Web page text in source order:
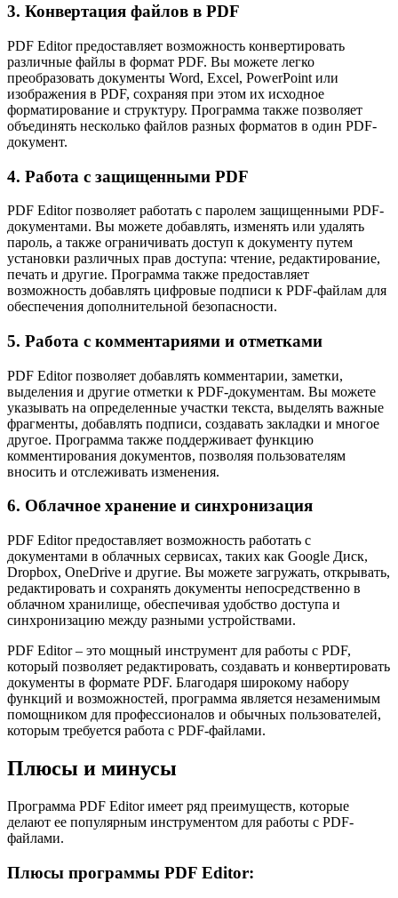
3. Конвертация файлов в PDF
PDF Editor предоставляет возможность конвертировать
различные файлы в формат PDF. Вы можете легко
преобразовать документы Word, Excel, PowerPoint или
изображения в PDF, сохраняя при этом их исходное
форматирование и структуру. Программа также позволяет
объединять несколько файлов разных форматов в один PDF-
документ.
4. Работа с защищенными PDF
PDF Editor позволяет работать с паролем защищенными PDF-
документами. Вы можете добавлять, изменять или удалять
пароль, а также ограничивать доступ к документу путем
установки различных прав доступа: чтение, редактирование,
печать и другие. Программа также предоставляет
возможность добавлять цифровые подписи к PDF-файлам для
обеспечения дополнительной безопасности.
5. Работа с комментариями и отметками
PDF Editor позволяет добавлять комментарии, заметки,
выделения и другие отметки к PDF-документам. Вы можете
указывать на определенные участки текста, выделять важные
фрагменты, добавлять подписи, создавать закладки и многое
другое. Программа также поддерживает функцию
комментирования документов, позволяя пользователям
вносить и отслеживать изменения.
6. Облачное хранение и синхронизация
PDF Editor предоставляет возможность работать с
документами в облачных сервисах, таких как Google Диск,
Dropbox, OneDrive и другие. Вы можете загружать, открывать,
редактировать и сохранять документы непосредственно в
облачном хранилище, обеспечивая удобство доступа и
синхронизацию между разными устройствами.
PDF Editor – это мощный инструмент для работы с PDF,
который позволяет редактировать, создавать и конвертировать
документы в формате PDF. Благодаря широкому набору
функций и возможностей, программа является незаменимым
помощником для профессионалов и обычных пользователей,
которым требуется работа с PDF-файлами.
Плюсы и минусы
Программа PDF Editor имеет ряд преимуществ, которые
делают ее популярным инструментом для работы с PDF-
файлами.
Плюсы программы PDF Editor: